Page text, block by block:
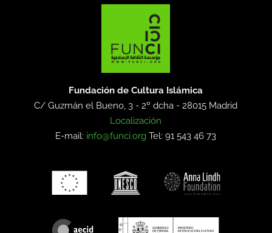
Fundación de Cultura Islámica
C/ Guzmán el Bueno, 3 - 2º dcha -28015 Madrid
Localización
E-mail: info@funci.org Tel: 91 543 46 73